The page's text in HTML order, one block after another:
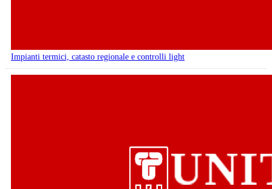
Impianti termici, catasto regionale e controlli light